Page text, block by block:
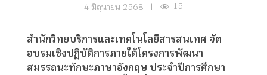
4 มิถุนายน 2568 | 15
สำนักวิทยบริการและเทคโนโลยีสารสนเทศ จัด
อบรมเชิงปฏิบัติการภายใต้โครงการพัฒนา
สมรรถนะทักษะภาษาอังกฤษ ประจำปีการศึกษา